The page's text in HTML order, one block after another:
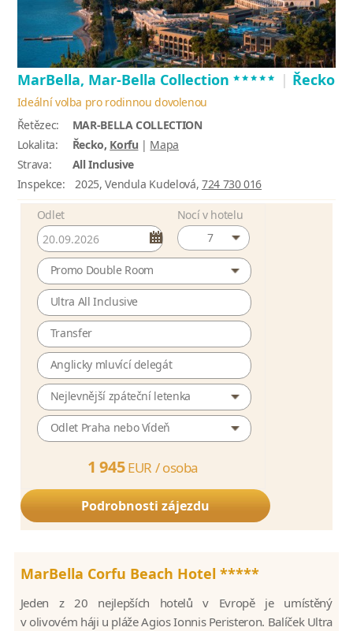
MarBella, Mar-Bella Collection ***** | Řecko
Ideální volba pro rodinnou dovolenou
Řetězec:
MAR-BELLA COLLECTION
Lokalita:
Řecko, Korfu | Mapa
Strava:
All Inclusive
Inspekce:
2025, Vendula Kudelová, 724 730 016
Odlet
Nocí v hotelu
7
Promo Double Room
Ultra All Inclusive
Transfer
Anglicky mluvící delegát
Nejlevnější zpáteční letenka
Odlet Praha nebo Vídeň
1 945 EUR /osoba
Podrobnosti zájezdu
MarBella Corfu Beach Hotel *****
Jeden z 20 nejlepších hotelů v Evropě je umístěný
v olivovém háji u pláže Agios Ionnis Peristeron. Balíček Ultra